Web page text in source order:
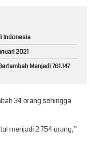
Indonesia
2021
Menjadi 781.147
34 orang sehingga
menjadi 2.754 orang,”